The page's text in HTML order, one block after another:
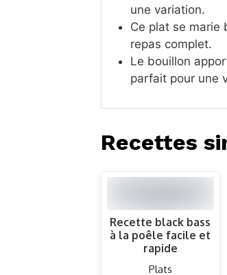
une variation.
Ce plat se marie
repas complet.
Le bouillon
parfait pour une
Recettes
Recette black bass
à la poêle facile et
rapide
Plats